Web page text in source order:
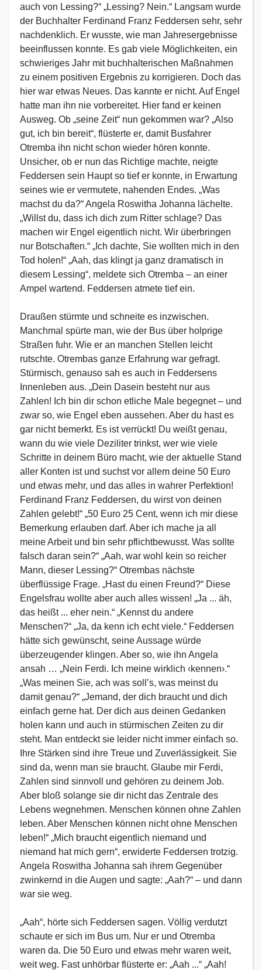
auch von Lessing?“ „Lessing? Nein.“ Langsam wurde
der Buchhalter Ferdinand Franz Feddersen sehr, sehr
nachdenklich. Er wusste, wie man Jahresergebnisse
beeinflussen konnte. Es gab viele Möglichkeiten, ein
schwieriges Jahr mit buchhalterischen Maßnahmen
zu einem positiven Ergebnis zu korrigieren. Doch das
hier war etwas Neues. Das kannte er nicht. Auf Engel
hatte man ihn nie vorbereitet. Hier fand er keinen
Ausweg. Ob „seine Zeit“ nun gekommen war? „Also
gut, ich bin bereit“, flüsterte er, damit Busfahrer
Otremba ihn nicht schon wieder hören konnte.
Unsicher, ob er nun das Richtige machte, neigte
Feddersen sein Haupt so tief er konnte, in Erwartung
seines wie er vermutete, nahenden Endes. „Was
machst du da?“ Angela Roswitha Johanna lächelte.
„Willst du, dass ich dich zum Ritter schlage? Das
machen wir Engel eigentlich nicht. Wir überbringen
nur Botschaften.“ „Ich dachte, Sie wollten mich in den
Tod holen!“ „Aah, das klingt ja ganz dramatisch in
diesem Lessing“, meldete sich Otremba – an einer
Ampel wartend. Feddersen atmete tief ein.
Draußen stürmte und schneite es inzwischen.
Manchmal spürte man, wie der Bus über holprige
Straßen fuhr. Wie er an manchen Stellen leicht
rutschte. Otrembas ganze Erfahrung war gefragt.
Stürmisch, genauso sah es auch in Feddersens
Innenleben aus. „Dein Dasein besteht nur aus
Zahlen! Ich bin dir schon etliche Male begegnet – und
zwar so, wie Engel eben aussehen. Aber du hast es
gar nicht bemerkt. Es ist verrückt! Du weißt genau,
wann du wie viele Deziliter trinkst, wer wie viele
Schritte in deinem Büro macht, wie der aktuelle Stand
aller Konten ist und suchst vor allem deine 50 Euro
und etwas mehr, und das alles in wahrer Perfektion!
Ferdinand Franz Feddersen, du wirst von deinen
Zahlen gelebt!“ „50 Euro 25 Cent, wenn ich mir diese
Bemerkung erlauben darf. Aber ich mache ja all
meine Arbeit und bin sehr pflichtbewusst. Was sollte
falsch daran sein?“ „Aah, war wohl kein so reicher
Mann, dieser Lessing?“ Otrembas nächste
überflüssige Frage. „Hast du einen Freund?“ Diese
Engelsfrau wollte aber auch alles wissen! „Ja ... äh,
das heißt ... eher nein.“ „Kennst du andere
Menschen?“ „Ja, da kenn ich echt viele.“ Feddersen
hätte sich gewünscht, seine Aussage würde
überzeugender klingen. Aber so, wie ihn Angela
ansah … „Nein Ferdi. Ich meine wirklich ‹kennen›.“
„Was meinen Sie, ach was soll’s, was meinst du
damit genau?“ „Jemand, der dich braucht und dich
einfach gerne hat. Der dich aus deinen Gedanken
holen kann und auch in stürmischen Zeiten zu dir
steht. Man entdeckt sie leider nicht immer einfach so.
Ihre Stärken sind ihre Treue und Zuverlässigkeit. Sie
sind da, wenn man sie braucht. Glaube mir Ferdi,
Zahlen sind sinnvoll und gehören zu deinem Job.
Aber bloß solange sie dir nicht das Zentrale des
Lebens wegnehmen. Menschen können ohne Zahlen
leben. Aber Menschen können nicht ohne Menschen
leben!“ „Mich braucht eigentlich niemand und
niemand hat mich gern“, erwiderte Feddersen trotzig.
Angela Roswitha Johanna sah ihrem Gegenüber
zwinkernd in die Augen und sagte: „Aah?“ – und dann
war sie weg.
„Aah“, hörte sich Feddersen sagen. Völlig verdutzt
schaute er sich im Bus um. Nur er und Otremba
waren da. Die 50 Euro und etwas mehr waren weit,
weit weg. Fast unhörbar flüsterte er: „Aah ...“ „Aah!